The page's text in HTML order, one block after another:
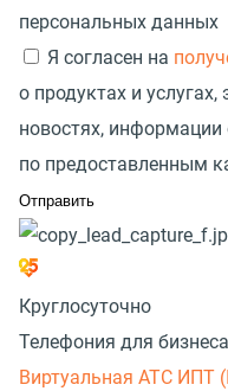
персональных данных
Я согласен на
о продуктах и
новостях, информации
по предоставленным
Круглосуточно
Телефония для бизнеса
Виртуальная АТС ИПТ